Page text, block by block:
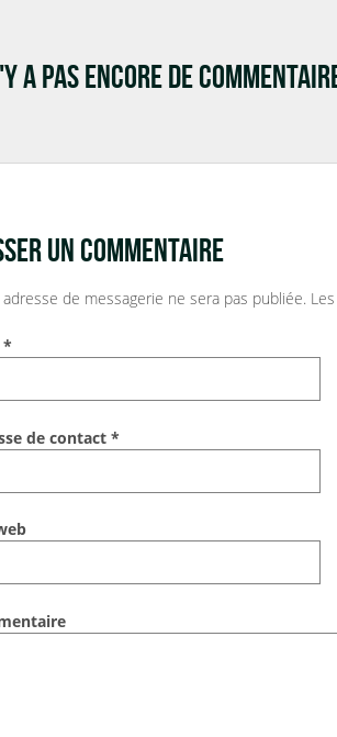
A PAS ENCORE DE
UN COMMENTAIRE
de messagerie ne sera pas publiée.
*
de contact *